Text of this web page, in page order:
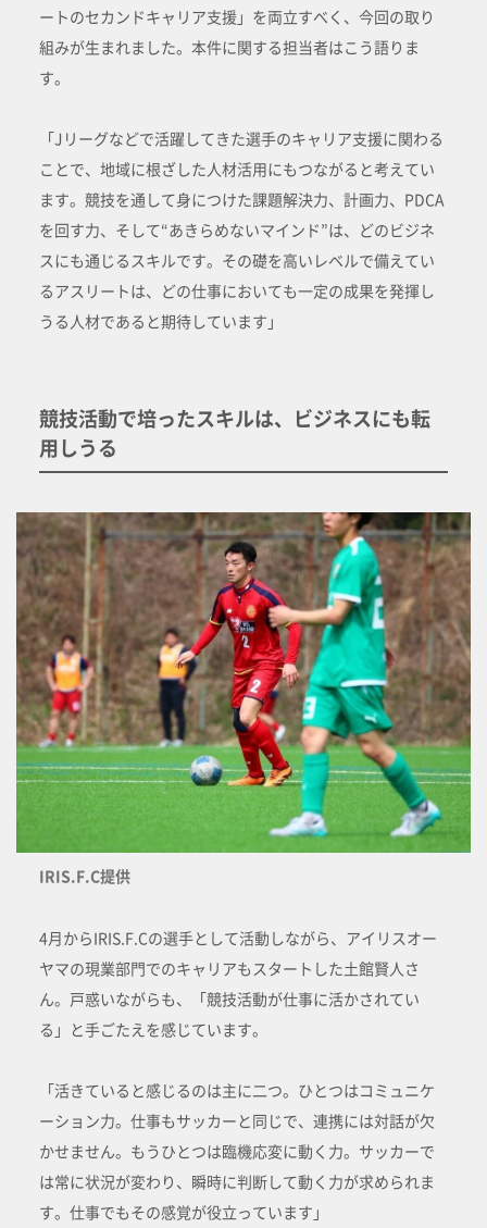
ートのセカンドキャリア支援」を両立すべく、今回の取り
組みが生まれました。本件に関する担当者はこう語りま
す。
「Jリーグなどで活躍してきた選手のキャリア支援に関わる
ことで、地域に根ざした人材活用にもつながると考えてい
ます。競技を通して身につけた課題解決力、計画力、PDCA
を回す力、そして“あきらめないマインド”は、どのビジネ
スにも通じるスキルです。その礎を高いレベルで備えてい
るアスリートは、どの仕事においても一定の成果を発揮し
うる人材であると期待しています」
競技活動で培ったスキルは、ビジネスにも転
用しうる
IRIS.F.C提供
4月からIRIS.F.Cの選手として活動しながら、アイリスオー
ヤマの現業部門でのキャリアもスタートした土館賢人さ
ん。戸惑いながらも、「競技活動が仕事に活かされてい
る」と手ごたえを感じています。
「活きていると感じるのは主に二つ。ひとつはコミュニケ
ーション力。仕事もサッカーと同じで、連携には対話が欠
かせません。もうひとつは臨機応変に動く力。サッカーで
は常に状況が変わり、瞬時に判断して動く力が求められま
す。仕事でもその感覚が役立っています」